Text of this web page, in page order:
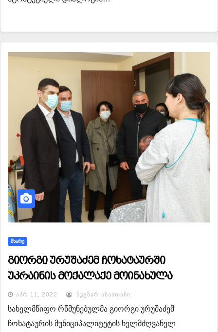
ᲛᲮᲐᲠᲔ
გიორგი ურუშაძემ ჩოხატაურში
უკრაინის მოქალაქე მოინახულა
ᲐᲞᲠ 11, 2022 ᲜᲣᲒᲖᲐᲠ ᲐᲡᲐᲗᲘᲐᲜᲘ
სახელმწიფო რწმუნებულმა გიორგი ურუშაძემ
ჩოხატაურის მუნიციპალიტეტის ხელმძღვანელ